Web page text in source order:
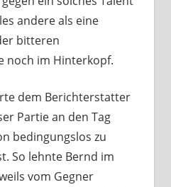
andere als eine
bitteren
noch im Hinterkopf.
dem Berichterstatter
Partie an den Tag
bedingungslos zu
So lehnte Bernd im
vom Gegner